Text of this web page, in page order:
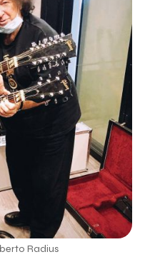
Radius